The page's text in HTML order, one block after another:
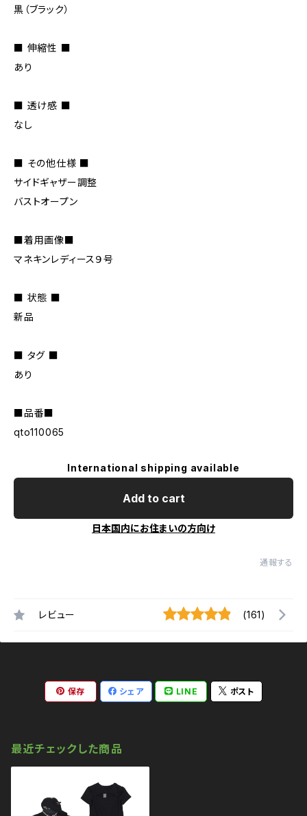
黒（ブラック）
■ 伸縮性 ■
あり
■ 透け感 ■
なし
■ その他仕様 ■
サイドギャザー調整
バストオープン
■着用画像■
マネキンレディース９号
■ 状態 ■
新品
■ タグ ■
あり
■品番■
qto110065
International shipping available
Add to cart
日本国内にお住まいの方向け
通報する
レビュー (161)
保存 シェア LINE ポスト
最近チェックした商品